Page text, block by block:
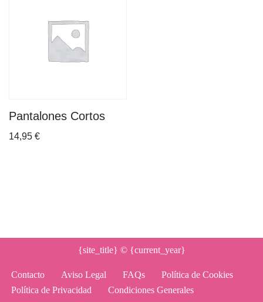
Pantalones Cortos
14,95 €
{site_title} © {current_year}
Contacto Aviso Legal FAQs
Política de Cookies
Política de Privacidad
Condiciones Generales